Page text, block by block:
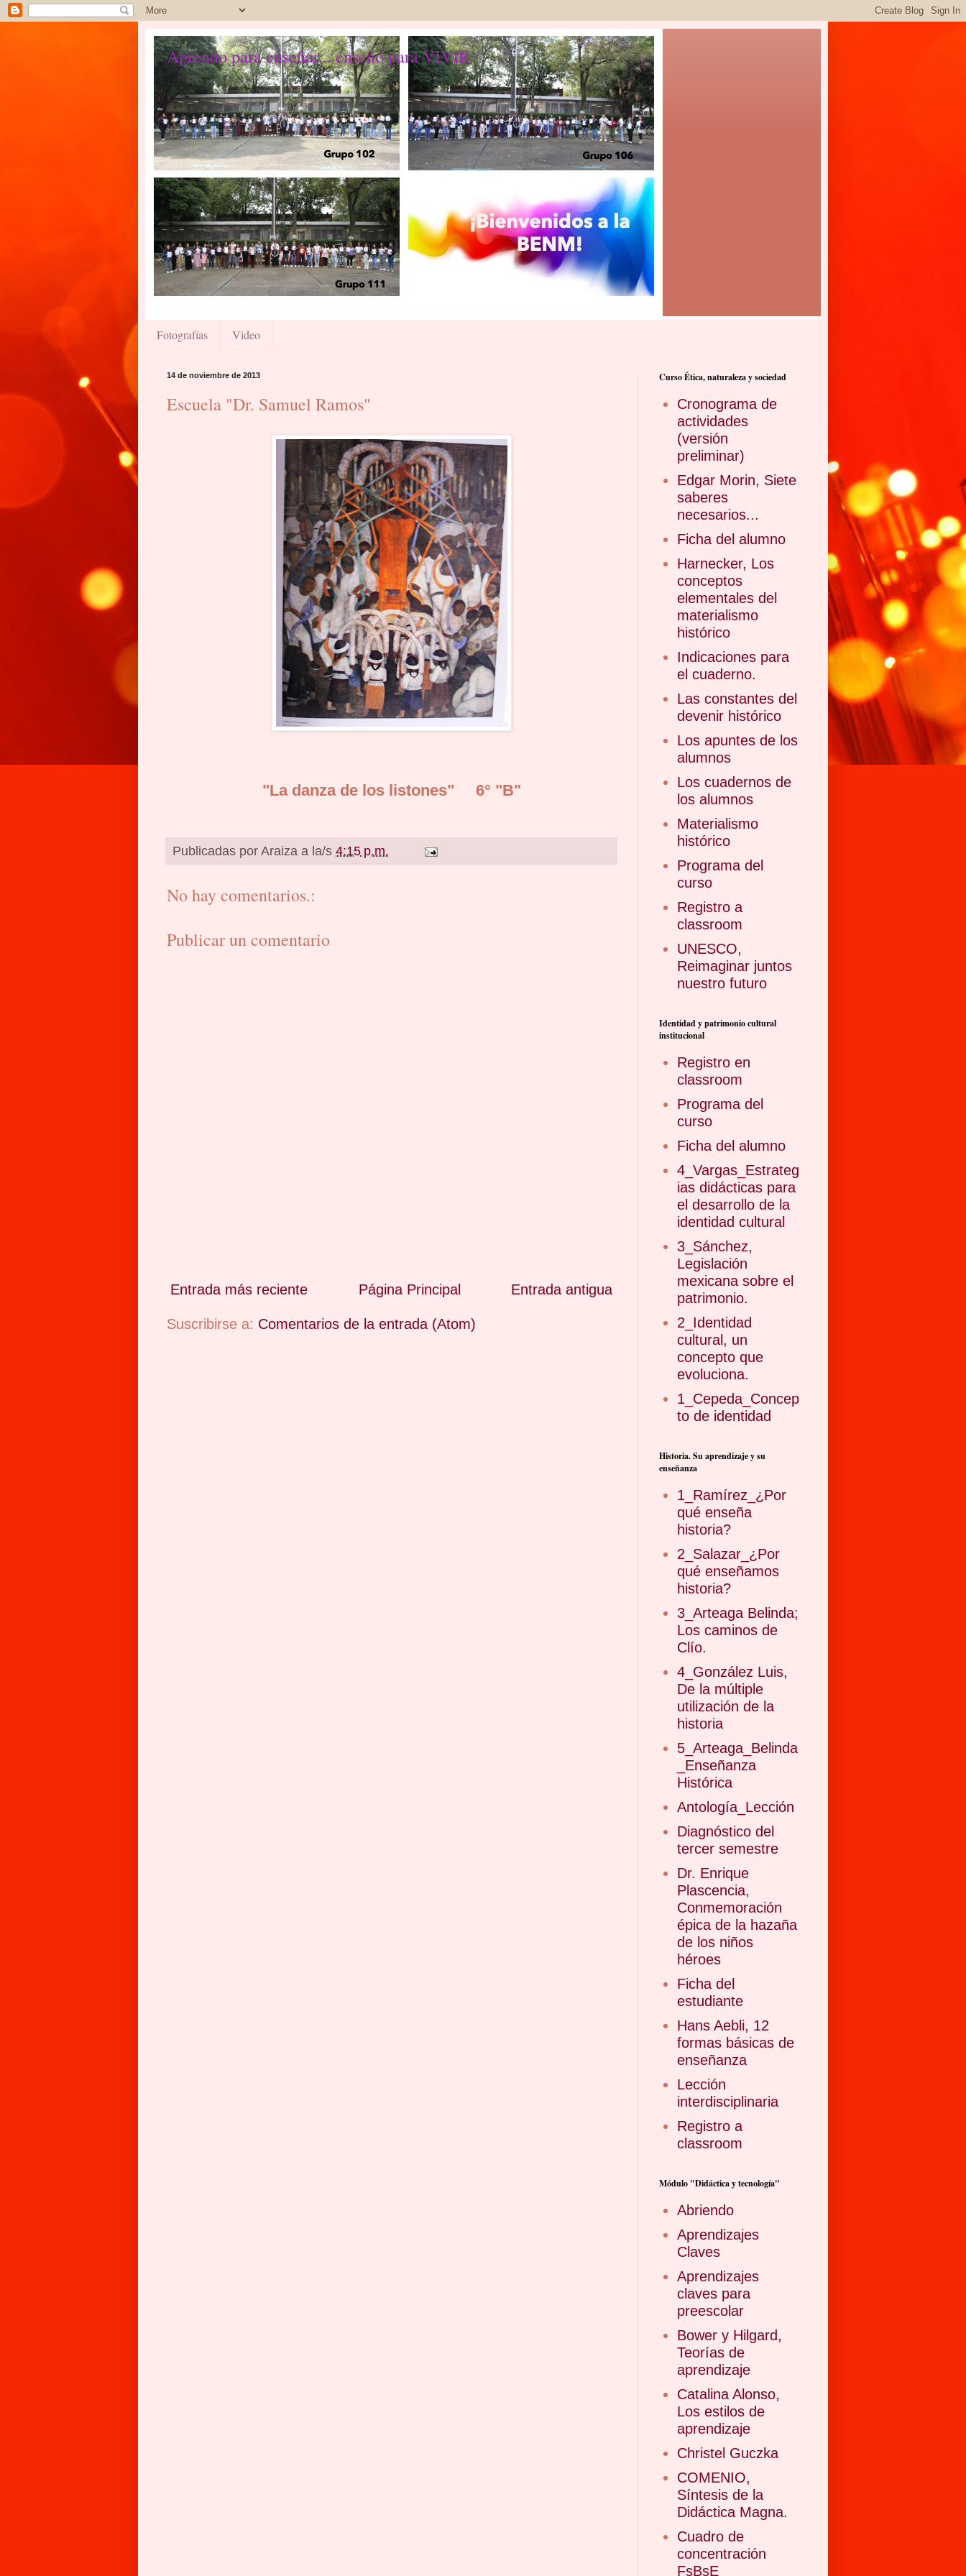
Aprendo para enseñar... enseño para VIVIR
Fotografías Video
14 de noviembre de 2013
Escuela "Dr. Samuel Ramos"
"La danza de los listones" 6° "B"
Publicadas por Araiza a la/s 4:15 p.m.
No hay comentarios.:
Publicar un comentario
Entrada más reciente Entrada antigua
Página Principal
Suscribirse a: Comentarios de la entrada (Atom)
Curso Ética, naturaleza y sociedad
Cronograma de
actividades
(versión
preliminar)
Edgar Morin, Siete
saberes
necesarios...
Ficha del alumno
Harnecker, Los
conceptos
elementales del
materialismo
histórico
Indicaciones para
el cuaderno.
Las constantes del
devenir histórico
Los apuntes de los
alumnos
Los cuadernos de
los alumnos
Materialismo
histórico
Programa del
curso
Registro a
classroom
UNESCO,
Reimaginar juntos
nuestro futuro
Identidad y patrimonio cultural
institucional
Registro en
classroom
Programa del
curso
Ficha del alumno
4_Vargas_Estrateg
ias didácticas para
el desarrollo de la
identidad cultural
3_Sánchez,
Legislación
mexicana sobre el
patrimonio.
2_Identidad
cultural, un
concepto que
evoluciona.
1_Cepeda_Concep
to de identidad
Historia. Su aprendizaje y su
enseñanza
1_Ramírez_¿Por
qué enseña
historia?
2_Salazar_¿Por
qué enseñamos
historia?
3_Arteaga Belinda;
Los caminos de
Clío.
4_González Luis,
De la múltiple
utilización de la
historia
5_Arteaga_Belinda
_Enseñanza
Histórica
Antología_Lección
Diagnóstico del
tercer semestre
Dr. Enrique
Plascencia,
Conmemoración
épica de la hazaña
de los niños
héroes
Ficha del
estudiante
Hans Aebli, 12
formas básicas de
enseñanza
Lección
interdisciplinaria
Registro a
classroom
Módulo "Didáctica y tecnología"
Abriendo
Aprendizajes
Claves
Aprendizajes
claves para
preescolar
Bower y Hilgard,
Teorías de
aprendizaje
Catalina Alonso,
Los estilos de
aprendizaje
Christel Guczka
COMENIO,
Síntesis de la
Didáctica Magna.
Cuadro de
concentración
FsBsE